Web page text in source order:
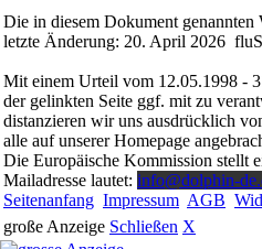
Die in diesem Dokument
letzte Änderung: 20. April 2026
Mit einem Urteil vom 12.05.1998 -
der gelinkten Seite ggf. mit zu
distanzieren wir uns ausdrücklich
alle auf unserer Homepage
Die Europäische Kommission stellt
Mailadresse lautet: info@dolphin-
Seitenanfang Impressum AGB
große Anzeige Schließen X